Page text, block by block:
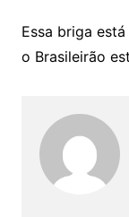
Essa briga
o Brasileirão